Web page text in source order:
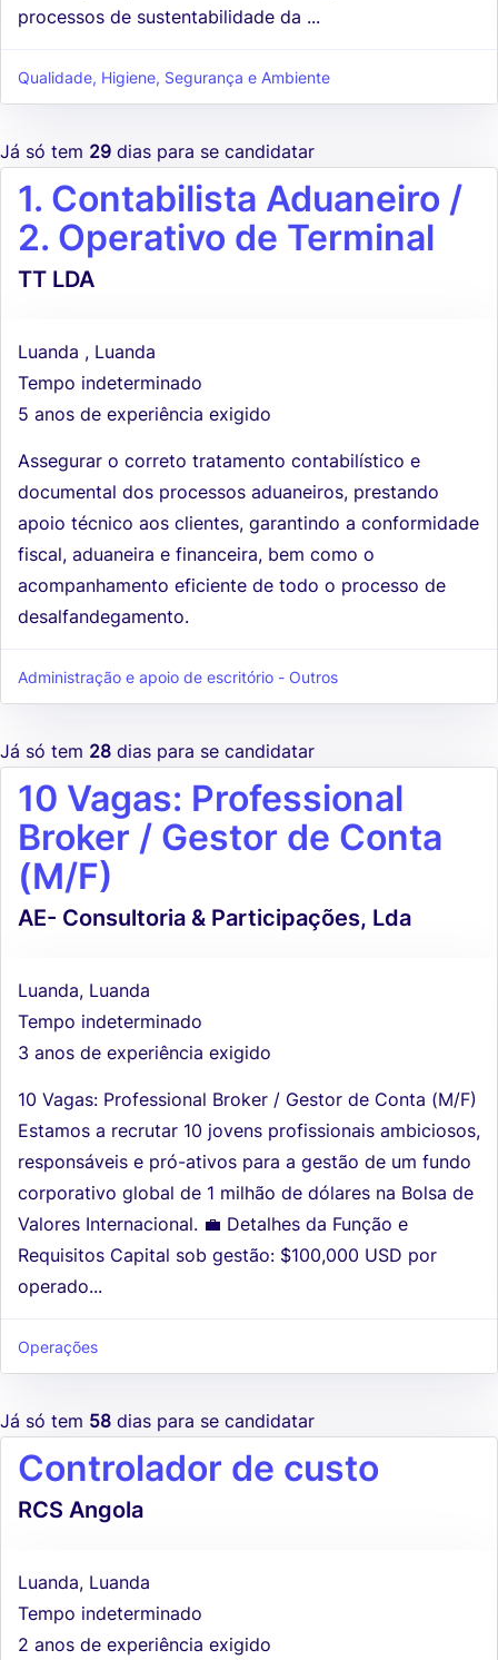
processos de sustentabilidade da ...
Qualidade, Higiene, Segurança e Ambiente
Já só tem 29 dias para se candidatar
1. Contabilista Aduaneiro /
2. Operativo de Terminal
TT LDA
Luanda , Luanda
Tempo indeterminado
5 anos de experiência exigido
Assegurar o correto tratamento contabilístico e
documental dos processos aduaneiros, prestando
apoio técnico aos clientes, garantindo a conformidade
fiscal, aduaneira e financeira, bem como o
acompanhamento eficiente de todo o processo de
desalfandegamento.
Administração e apoio de escritório - Outros
Já só tem 28 dias para se candidatar
10 Vagas: Professional
Broker / Gestor de Conta
(M/F)
AE- Consultoria & Participações, Lda
Luanda, Luanda
Tempo indeterminado
3 anos de experiência exigido
10 Vagas: Professional Broker / Gestor de Conta (M/F)
Estamos a recrutar 10 jovens profissionais ambiciosos,
responsáveis e pró-ativos para a gestão de um fundo
corporativo global de 1 milhão de dólares na Bolsa de
Valores Internacional. 💼 Detalhes da Função e
Requisitos Capital sob gestão: $100,000 USD por
operado...
Operações
Já só tem 58 dias para se candidatar
Controlador de custo
RCS Angola
Luanda, Luanda
Tempo indeterminado
2 anos de experiência exigido